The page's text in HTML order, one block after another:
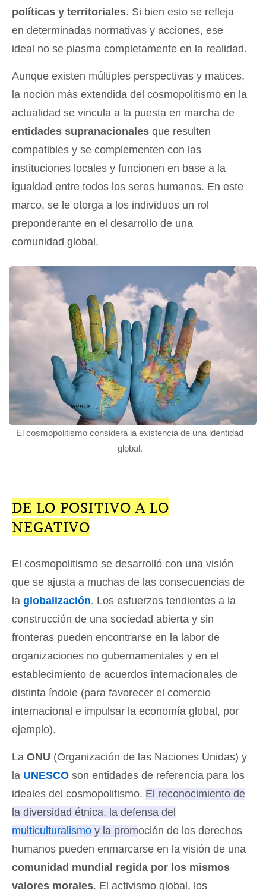
políticas y territoriales. Si bien esto se refleja
en determinadas normativas y acciones, ese
ideal no se plasma completamente en la realidad.
Aunque existen múltiples perspectivas y matices,
la noción más extendida del cosmopolitismo en la
actualidad se vincula a la puesta en marcha de
entidades supranacionales que resulten
compatibles y se complementen con las
instituciones locales y funcionen en base a la
igualdad entre todos los seres humanos. En este
marco, se le otorga a los individuos un rol
preponderante en el desarrollo de una
comunidad global.
El cosmopolitismo considera la existencia de una identidad
global.
DE LO POSITIVO A LO
NEGATIVO
El cosmopolitismo se desarrolló con una visión
que se ajusta a muchas de las consecuencias de
la globalización. Los esfuerzos tendientes a la
construcción de una sociedad abierta y sin
fronteras pueden encontrarse en la labor de
organizaciones no gubernamentales y en el
establecimiento de acuerdos internacionales de
distinta índole (para favorecer el comercio
internacional e impulsar la economía global, por
ejemplo).
La ONU (Organización de las Naciones Unidas) y
la UNESCO son entidades de referencia para los
ideales del cosmopolitismo. El reconocimiento de
la diversidad étnica, la defensa del
multiculturalismo y la promoción de los derechos
humanos pueden enmarcarse en la visión de una
comunidad mundial regida por los mismos
valores morales. El activismo global, los